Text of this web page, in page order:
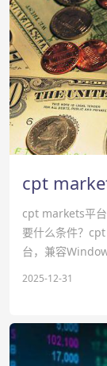
cpt markets平
要什么条件？‌‌
台，兼容
2025-12-31